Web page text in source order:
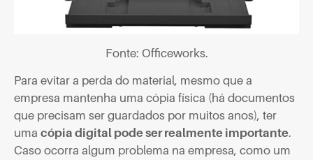
Fonte: Officeworks.
Para evitar a perda do material, mesmo que a
empresa mantenha uma cópia física (há documentos
que precisam ser guardados por muitos anos), ter
uma cópia digital pode ser realmente importante.
Caso ocorra algum problema na empresa, como um